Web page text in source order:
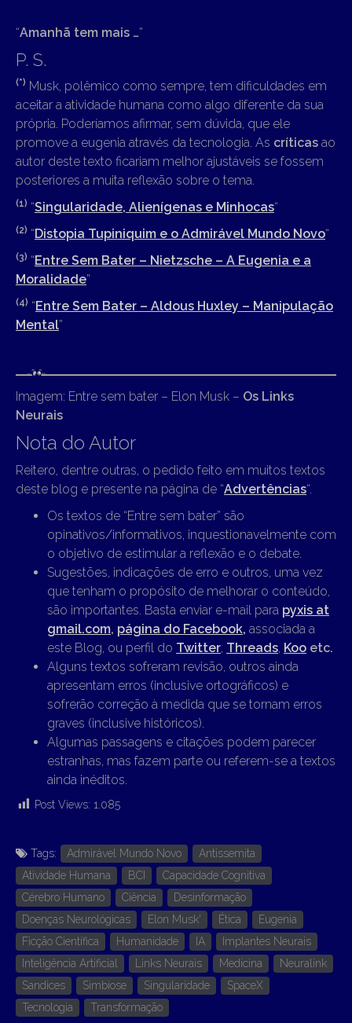
“Amanhã tem mais …”
P. S.
(*) Musk, polêmico como sempre, tem dificuldades em
aceitar a atividade humana como algo diferente da sua
própria. Poderíamos afirmar, sem dúvida, que ele
promove a eugenia através da tecnologia. As críticas ao
autor deste texto ficariam melhor ajustáveis se fossem
posteriores a muita reflexão sobre o tema.
(1) “Singularidade, Alienígenas e Minhocas“
(2) “Distopia Tupiniquim e o Admirável Mundo Novo“
(3) “Entre Sem Bater – Nietzsche – A Eugenia e a
Moralidade”
(4) “Entre Sem Bater – Aldous Huxley – Manipulação
Mental”
Imagem: Entre sem bater – Elon Musk – Os Links
Neurais
Nota do Autor
Reitero, dentre outras, o pedido feito em muitos textos
deste blog e presente na página de “Advertências“.
Os textos de “Entre sem bater” são
opinativos/informativos, inquestionavelmente com
o objetivo de estimular a reflexão e o debate.
Sugestões, indicações de erro e outros, uma vez
que tenham o propósito de melhorar o conteúdo,
são importantes. Basta enviar e-mail para pyxis at
gmail.com, página do Facebook, associada a
este Blog, ou perfil do Twitter Threads Koo etc.
Alguns textos sofreram revisão, outros ainda
apresentam erros (inclusive ortográficos) e
sofrerão correção à medida que se tornam erros
graves (inclusive históricos).
Algumas passagens e citações podem parecer
estranhas, mas fazem parte ou referem-se a textos
ainda inéditos.
Post Views: 1.085
Tags: Admirável Mundo Novo
Antissemita
Atividade Humana
BCI
Capacidade Cognitiva
Cérebro Humano
Ciência
Desinformação
Doenças Neurológicas
Elon Musk' Ética
Eugenia
Ficção Científica
Humanidade IA
Implantes Neurais
Inteligência Artificial
Links Neurais Medicina
Neuralink
Sandices
Simbiose Singularidade
SpaceX
Tecnologia
Transformação